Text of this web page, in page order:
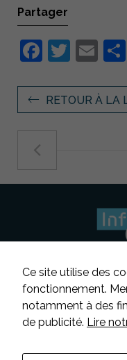
Partager
RETOUR À LA
Suivez-nous
Ce site utilise des
fonctionnement.
notamment à des
de publicité. Lire